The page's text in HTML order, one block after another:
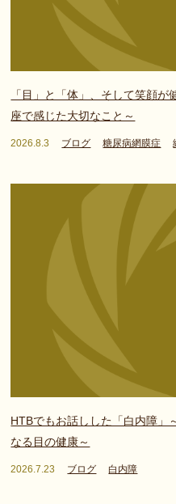
「目」と「体」、そして笑顔
座で感じた大切なこと～
2026.8.3 ブログ 糖尿病網膜症
HTBでもお話しした「白内障」
なる目の健康～
2026.7.23 ブログ 白内障